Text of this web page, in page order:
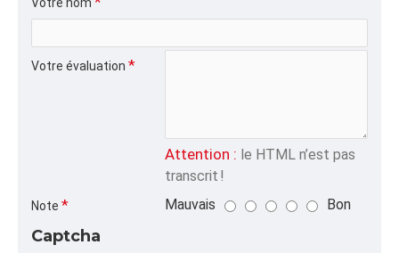
Sacs Jetables Biodégradables
Votre évaluation
Attention : le HTML n’est pas
transcrit !
Note Mauvais Bon
Captcha